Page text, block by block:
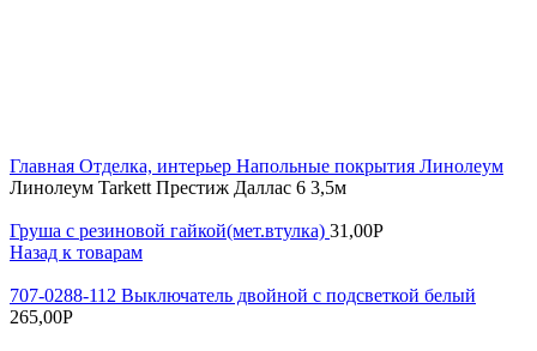
Главная Отделка, интерьер Напольные покрытия Линолеум
Линолеум Tarkett Престиж Даллас 6 3,5м
Груша с резиновой гайкой(мет.втулка) 31,00Р
Назад к товарам
707-0288-112 Выключатель двойной с подсветкой белый
265,00Р